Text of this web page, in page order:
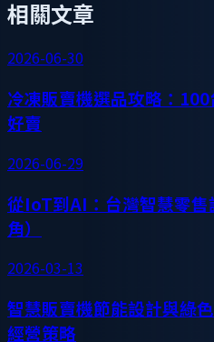
相關文章
2026-06-30
冷凍販賣機選品攻略：
好賣
2026-06-29
從IoT到AI：台灣智慧零
角）
2026-03-13
智慧販賣機節能設計與綠
經營策略